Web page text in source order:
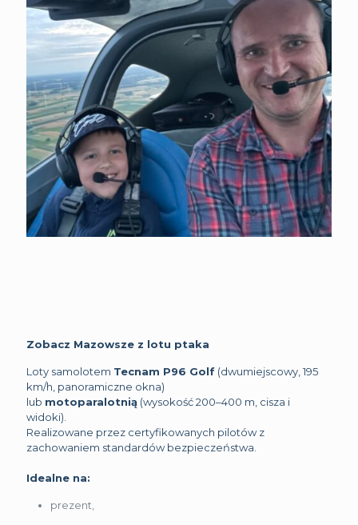
Zobacz Mazowsze z lotu ptaka
Loty samolotem Tecnam P96 Golf (dwumiejscowy, 195
km/h, panoramiczne okna)
lub motoparalotnią (wysokość 200–400 m, cisza i
widoki).
Realizowane przez certyfikowanych pilotów z
zachowaniem standardów bezpieczeństwa.
Idealne na:
prezent,